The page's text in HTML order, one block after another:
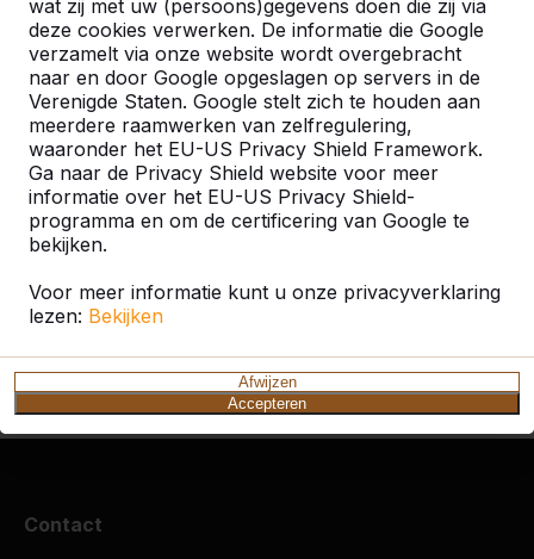
wat zij met uw (persoons)gegevens doen die zij via
deze cookies verwerken. De informatie die Google
verzamelt via onze website wordt overgebracht
naar en door Google opgeslagen op servers in de
Verenigde Staten. Google stelt zich te houden aan
meerdere raamwerken van zelfregulering,
waaronder het EU-US Privacy Shield Framework.
Ga naar de Privacy Shield website voor meer
informatie over het EU-US Privacy Shield-
programma en om de certificering van Google te
bekijken.
Voor meer informatie kunt u onze privacyverklaring
lezen: Bekijken
Afwijzen
Accepteren
Alles weergeven
Zoek op plaats of postcode
Zie ook
Benthuizen
Berkel en
Rodenrijs
Bleiswijk Pijnacker
Contact